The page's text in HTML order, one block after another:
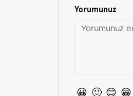
Yorumunuz
😀 🙂 😊 😁